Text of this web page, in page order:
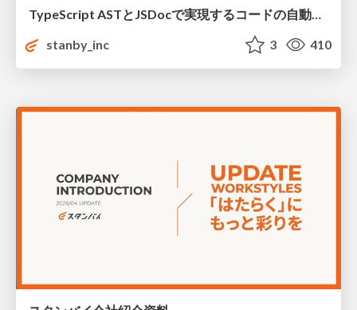
stanby_inc
3 410